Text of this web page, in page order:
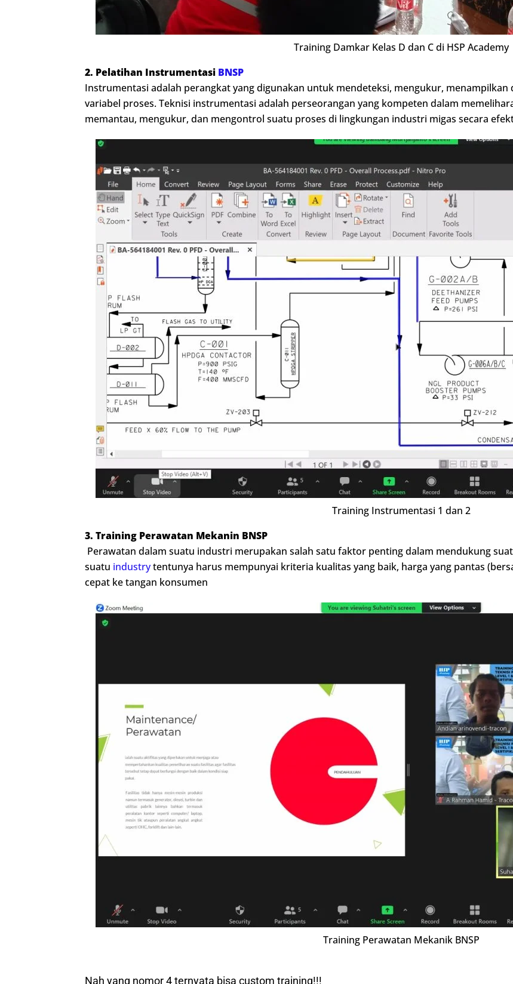
Training Damkar Kelas D dan C di HSP Academy
2. Pelatihan Instrumentasi BNSP
Instrumentasi adalah perangkat yang digunakan untuk mendeteksi, mengukur, menampilkan
variabel proses. Teknisi instrumentasi adalah perseorangan yang kompeten dalam
memantau, mengukur, dan mengontrol suatu proses di lingkungan industri migas secara
Training Instrumentasi 1 dan 2
3. Training Perawatan Mekanin BNSP
Perawatan dalam suatu industri merupakan salah satu faktor penting dalam mendukung
suatu industrytentunya harus mempunyai kriteria kualitas yang baik, harga yang pantas
cepat ke tangan konsumen
Training Perawatan Mekanik BNSP
Nah yang nomor 4 ternyata bisa custom training!!!